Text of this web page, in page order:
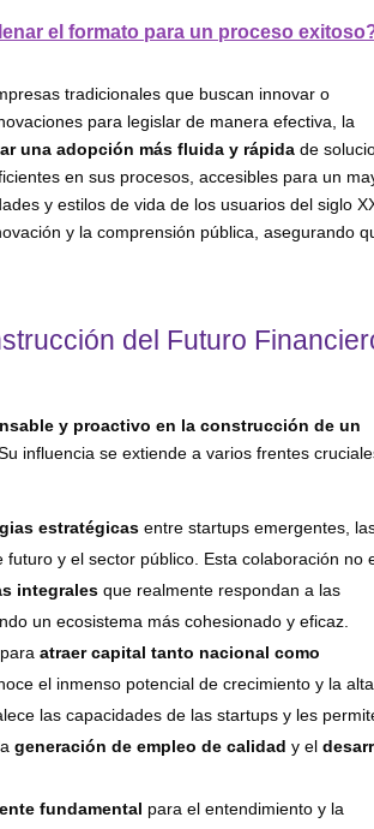
el formato para un proceso
tradicionales que buscan innovar o
para legislar de manera efectiva, la
una adopción más fluida y rápida de
en sus procesos, accesibles para un
y estilos de vida de los usuarios del siglo
y la comprensión pública, asegurando
del Futuro
y proactivo en la construcción de un
influencia se extiende a varios frentes
estratégicas entre startups emergentes,
y el sector público. Esta colaboración no
integrales que realmente respondan a las
un ecosistema más cohesionado y eficaz.
paraatraer capital tanto nacional como
el inmenso potencial de crecimiento y la alta
las capacidades de las startups y les
generación de empleo de calidad y el
fundamental para el entendimiento y la